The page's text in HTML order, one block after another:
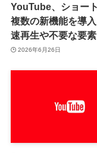
YouTube、ショー
複数の新機能を導
速再生や不要な要
示にするクリアスク
2026年6月26日